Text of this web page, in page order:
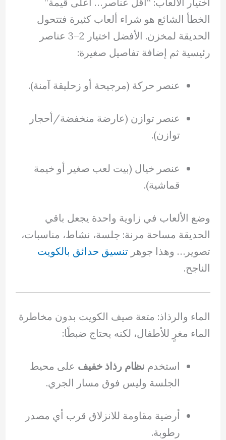
الخطأ الشائع هو شراء ألعاب كثيرة فتتحول
الحديقة لمخزن. الأفضل اختيار 2–3 عناصر
رئيسية ثم إضافة تفاصيل صغيرة:
عنصر حركة (مرجيحة أو زحليقة آمنة).
عنصر توازن (عارضة منخفضة/أحجار
توازن).
عنصر خيال (بيت لعب صغير أو خيمة
قماشية).
وضع الألعاب في زاوية واحدة يجعل باقي
الحديقة مساحة مرنة: جلسة، نشاط، مناسبات،
تصوير… وهذا جوهر تنسيق حدائق بالكويت
الناجح.
الماء والرذاذ: متعة صيف الكويت بدون مخاطرة
الماء مغرٍ للأطفال، لكنه يحتاج ضبطًا:
استخدم نظام رذاذ خفيف على محيط
الجلسة وليس فوق مسار الجري.
أرضية مقاومة للانزلاق قرب أي مصدر
رطوبة.